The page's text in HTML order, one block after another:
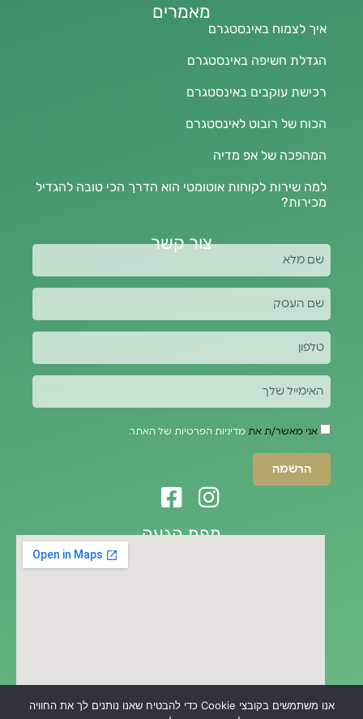
מאמרים
איך לצמוח באינסטגרם
הגדלת חשיפה באינסטגרם
רכישת עוקבים באינסטגרם
הכוח של רובוט לאינסטגרם
המהפכה של אפ מדיה
למה שירות לקוחות אוטומטי הוא הדרך הכי טובה להגדיל
מכירות?
צור קשר
אני מאשר/ת את מדיניות הפרטיות של האתר.
הרשמה
מפת הגעה
אנו משתמשים בקובצי Cookie כדי להבטיח שאנו נותנים לך את החוויה